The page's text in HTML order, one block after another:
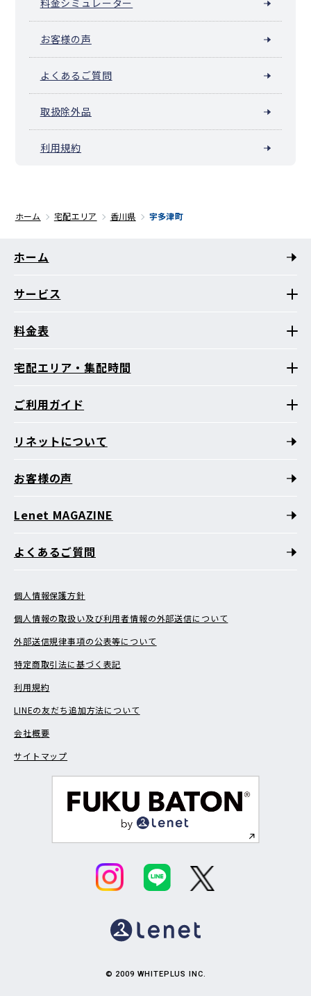
料金シミュレーター
お客様の声
よくあるご質問
取扱除外品
利用規約
ホーム 宅配エリア 香川県 宇多津町
ホーム
サービス
料金表
宅配エリア・集配時間
ご利用ガイド
リネットについて
お客様の声
Lenet MAGAZINE
よくあるご質問
個人情報保護方針
個人情報の取扱い及び利用者情報の外部送信について
外部送信規律事項の公表等について
特定商取引法に基づく表記
利用規約
LINEの友だち追加方法について
会社概要
サイトマップ
© 2009 WHITEPLUS INC.